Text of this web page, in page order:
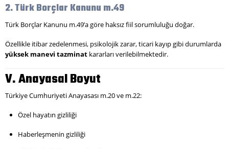
2. Türk Borçlar Kanunu m.49
Türk Borçlar Kanunu m.49’a göre haksız fiil sorumluluğu doğar.
Özellikle itibar zedelenmesi, psikolojik zarar, ticari kayıp gibi durumlarda
yüksek manevi tazminat kararları verilebilmektedir.
V. Anayasal Boyut
Türkiye Cumhuriyeti Anayasası m.20 ve m.22:
Özel hayatın gizliliği
Haberleşmenin gizliliği